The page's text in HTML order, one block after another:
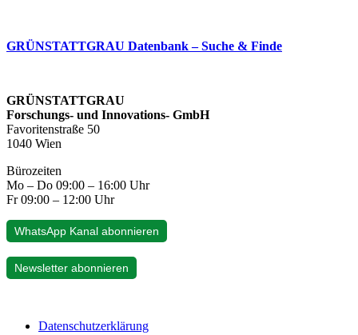
GRÜNSTATTGRAU Datenbank – Suche & Finde
GRÜNSTATTGRAU
Forschungs- und Innovations- GmbH
Favoritenstraße 50
1040 Wien
Bürozeiten
Mo – Do 09:00 – 16:00 Uhr
Fr 09:00 – 12:00 Uhr
WhatsApp Kanal abonnieren
Newsletter abonnieren
Datenschutzerklärung